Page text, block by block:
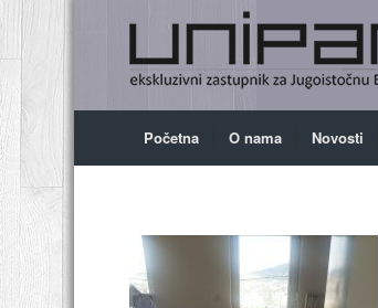
Početna O nama Novosti